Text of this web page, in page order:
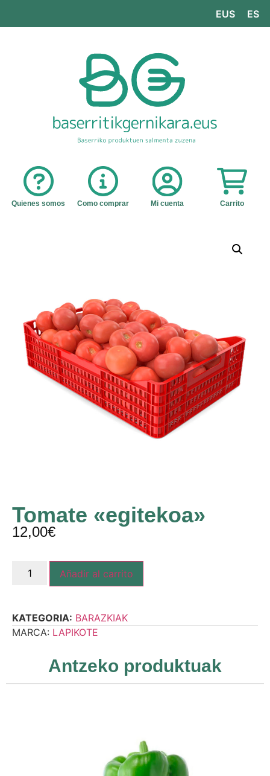
EUS ES
Quienes somos Como comprar Mi cuenta Carrito
Tomate «egitekoa»
12,00€
Añadir al carrito
KATEGORIA: BARAZKIAK
MARCA: LAPIKOTE
Antzeko produktuak